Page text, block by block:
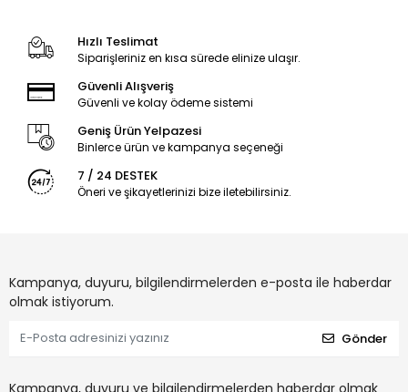
Hızlı Teslimat
Siparişleriniz en kısa sürede elinize ulaşır.
Güvenli Alışveriş
Güvenli ve kolay ödeme sistemi
Geniş Ürün Yelpazesi
Binlerce ürün ve kampanya seçeneği
7 / 24 DESTEK
Öneri ve şikayetlerinizi bize iletebilirsiniz.
Kampanya, duyuru, bilgilendirmelerden e-posta ile haberdar
olmak istiyorum.
Gönder
Kampanya, duyuru ve bilgilendirmelerden haberdar olmak